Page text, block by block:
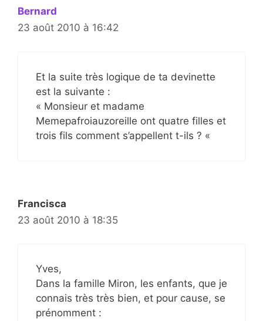
Bernard
23 août 2010 à 16:42
Et la suite très logique de ta devinette
est la suivante :
« Monsieur et madame
Memepafroiauzoreille ont quatre filles et
trois fils comment s’appellent t-ils ? «
Francisca
23 août 2010 à 18:35
Yves,
Dans la famille Miron, les enfants, que je
connais très très bien, et pour cause, se
prénomment :